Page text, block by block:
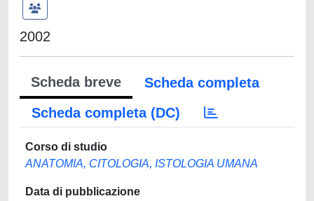
2002
Scheda breve
Scheda completa
Scheda completa (DC)
Corso di studio
ANATOMIA, CITOLOGIA, ISTOLOGIA UMANA
Data di pubblicazione